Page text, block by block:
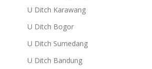
U Ditch Karawang
U Ditch Bogor
U Ditch Sumedang
U Ditch Bandung